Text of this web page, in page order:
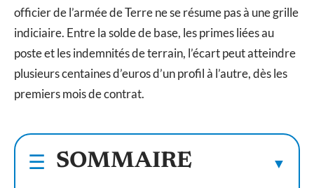
officier de l’armée de Terre ne se résume pas à une grille
indiciaire. Entre la solde de base, les primes liées au
poste et les indemnités de terrain, l’écart peut atteindre
plusieurs centaines d’euros d’un profil à l’autre, dès les
premiers mois de contrat.
SOMMAIRE